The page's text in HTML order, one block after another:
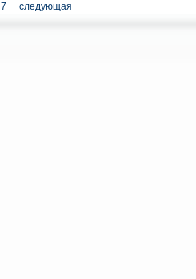
7 следующая